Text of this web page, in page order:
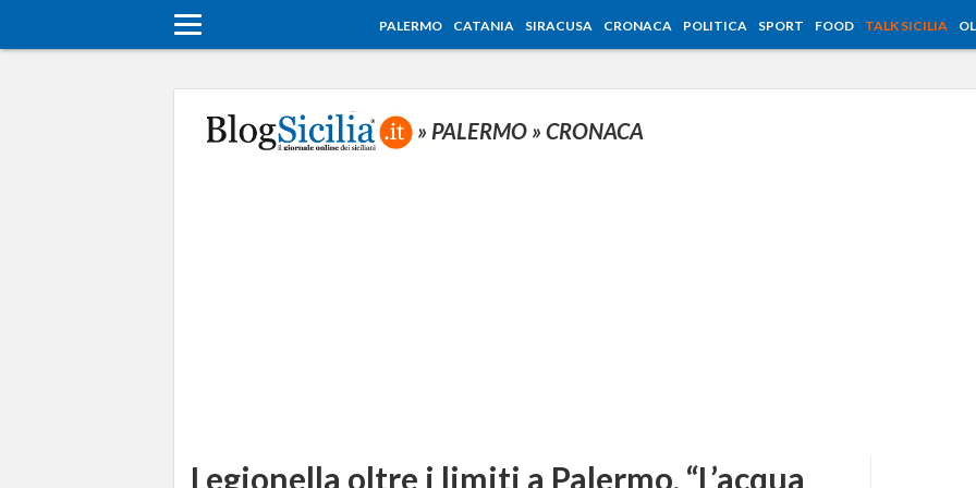
PALERMO CATANIA SIRACUSA CRONACA POLITICA SPORT FOOD TALK SICILIA
» PALERMO » CRONACA
Legionella oltre i limiti a Palermo, “L’acqua